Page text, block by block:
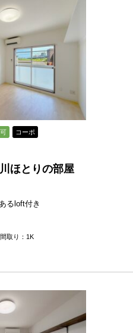
コーポ
ほとりの部屋
るloft付き
間取り：1K